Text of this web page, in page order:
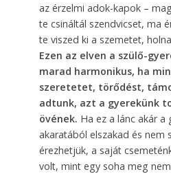
az érzelmi adok-kapok –
te csináltál szendvicset, ma
te viszed ki a szemetet,
Ezen az elven a szülő-
marad harmonikus, ha
szeretetet, törődést,
adtunk, azt a gyerekünk
övének. Ha ez a lánc akár a
akaratából elszakad és nem
érezhetjük, a saját
volt, mint egy soha meg